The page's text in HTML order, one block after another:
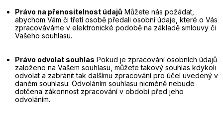
Právo na přenositelnost údajů Můžete nás požádat,
abychom Vám či třetí osobě předali osobní údaje, které o Vás
zpracováváme v elektronické podobě na základě smlouvy či
Vašeho souhlasu.
Právo odvolat souhlas Pokud je zpracování osobních údajů
založeno na Vašem souhlasu, můžete takový souhlas kdykoli
odvolat a zabránit tak dalšímu zpracování pro účel uvedený v
daném souhlasu. Odvoláním souhlasu nicméně nebude
dotčena zákonnost zpracování v období před jeho
odvoláním.